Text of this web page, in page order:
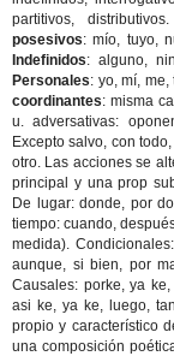
partitivos, distributivos.
posesivos: mío, tuyo,
Indefinidos: alguno,
Personales: yo, mí,
coordinantes: misma
u.adversativas:
Excepto salvo, con
otro. Las acciones se
principal y una prop
De lugar: donde, por
tiempo: cuando,
medida). Condicionales
aunque, si bien, por
Causales: porke, ya
asi ke, ya ke, luego,
propio y característico
una composición